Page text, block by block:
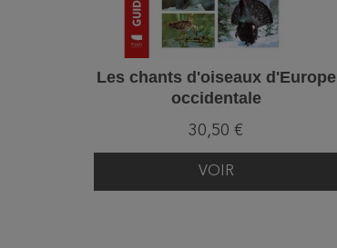
Les chants d'oiseaux d'Europe
occidentale
30,50 €
VOIR